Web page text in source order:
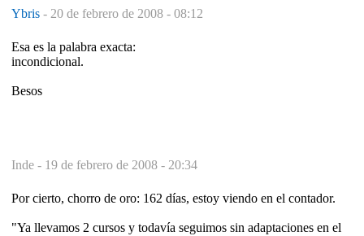
Ybris - 20 de febrero de 2008 - 08:12
Esa es la palabra exacta:
incondicional.
Besos
Inde - 19 de febrero de 2008 - 20:34
Por cierto, chorro de oro: 162 días, estoy viendo en el contador.
"Ya llevamos 2 cursos y todavía seguimos sin adaptaciones en el